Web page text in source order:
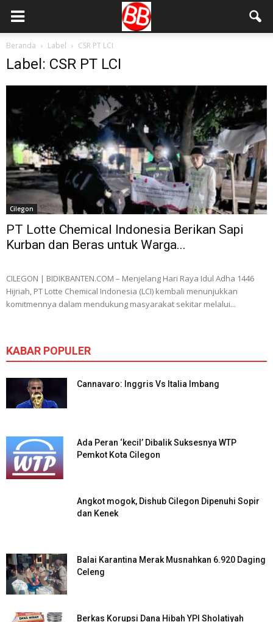
Beranda Label CSR PT LCI
Label: CSR PT LCI
Cilegon
PT Lotte Chemical Indonesia Berikan Sapi
Kurban dan Beras untuk Warga...
CILEGON | BIDIKBANTEN.COM – Menjelang Hari Raya Idul Adha 1446
Hijriah, PT Lotte Chemical Indonesia (LCI) kembali menunjukkan
komitmennya dalam mendukung masyarakat sekitar melalui...
KABAR POPULER
Cannavaro: Inggris Vs Italia Imbang
Ada Peran ‘kecil’ Dibalik Suksesnya WTP
Pemkot Kota Cilegon
Angkot mogok, Dishub Cilegon Dipenuhi Sopir
dan Kenek
Balai Karantina Merak Musnahkan 6.920 Daging
Celeng
Berkas Korupsi Dana Hibah YPI Sholatiyah